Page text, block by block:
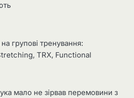
групові тренування:
TRX, Functional
мало не зірвав перемовини з